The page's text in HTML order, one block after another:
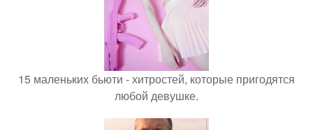
15 маленьких бьюти - хитростей, которые пригодятся
любой девушке.